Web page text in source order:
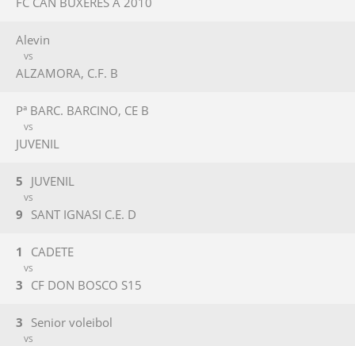
Alevin
VS
ALZAMORA, C.F. B
Pª BARC. BARCINO, CE B
VS
JUVENIL
JUVENIL
5
VS
9 SANT IGNASI C.E. D
CADETE
1
VS
3 CF DON BOSCO S15
Senior voleibol
3
VS